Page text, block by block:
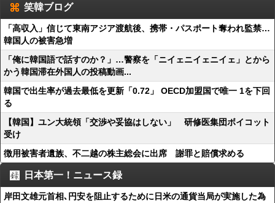
笑韓ブログ
「高収入」信じて東南アジア渡航後、携帯・パスポート奪われ監禁…
韓国人の被害急増
「俺に韓国語で話すのか？」…警察を「ニイェニイェニイェ」とから
かう韓国滞在外国人の投稿動画...
韓国で出生率が過去最低を更新「0.72」 OECD加盟国で唯一 1を下回
る
【韓国】ユン大統領「交渉や妥協はしない」 研修医集団ボイコット
受け
徴用被害者遺族、不二越の株主総会に出席 謝罪と賠償求める
日本第一！ニュース録
岸田文雄元首相､円安を阻止するために日米の通貨当局が実施した為